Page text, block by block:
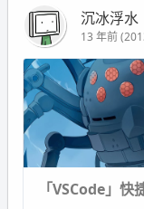
沉冰浮水
13 年前
「VSCode」快